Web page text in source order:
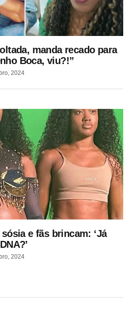
manda recado para
Boca, viu?!”
2024
e fãs brincam: ‘Já
2024